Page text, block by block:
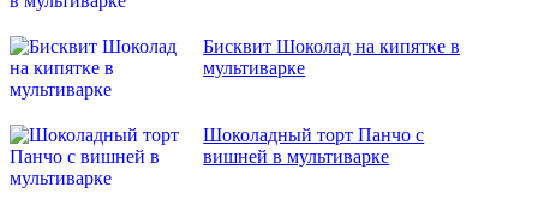
Бисквит Шоколад на кипятке в
мультиварке
Шоколадный торт Панчо с
вишней в мультиварке